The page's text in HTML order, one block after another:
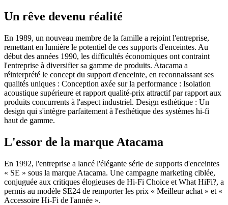
Un rêve devenu réalité
En 1989, un nouveau membre de la famille a rejoint l'entreprise,
remettant en lumière le potentiel de ces supports d'enceintes. Au
début des années 1990, les difficultés économiques ont contraint
l'entreprise à diversifier sa gamme de produits. Atacama a
réinterprété le concept du support d'enceinte, en reconnaissant ses
qualités uniques : Conception axée sur la performance : Isolation
acoustique supérieure et rapport qualité-prix attractif par rapport aux
produits concurrents à l'aspect industriel. Design esthétique : Un
design qui s'intègre parfaitement à l'esthétique des systèmes hi-fi
haut de gamme.
L'essor de la marque Atacama
En 1992, l'entreprise a lancé l'élégante série de supports d'enceintes
« SE » sous la marque Atacama. Une campagne marketing ciblée,
conjuguée aux critiques élogieuses de Hi-Fi Choice et What HiFi?, a
permis au modèle SE24 de remporter les prix « Meilleur achat » et «
Accessoire Hi-Fi de l'année ».